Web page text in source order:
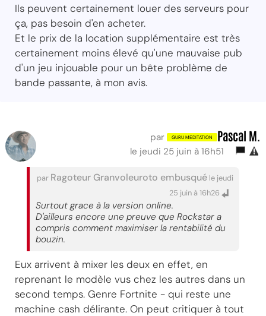
Ils peuvent certainement louer des serveurs pour
ça, pas besoin d'en acheter.
Et le prix de la location supplémentaire est très
certainement moins élevé qu'une mauvaise pub
d'un jeu injouable pour un bête problème de
bande passante, à mon avis.
par Pascal M.
le jeudi 25 juin à 16h51
par Ragoteur Granvoleuroto embusqué le jeudi
25 juin à 16h26
Surtout grace à la version online.
D'ailleurs encore une preuve que Rockstar a
compris comment maximiser la rentabilité du
bouzin.
Eux arrivent à mixer les deux en effet, en
reprenant le modèle vus chez les autres dans un
second temps. Genre Fortnite - qui reste une
machine cash délirante. On peut critiquer à tout